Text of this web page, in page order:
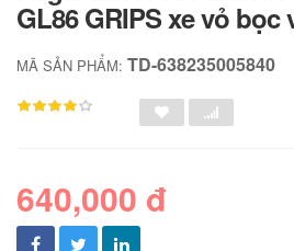
GL86 GRIPS xe vỏ bọc
MÃ SẢN PHẨM: TD-638235005840
640,000 đ